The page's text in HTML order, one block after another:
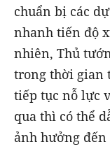
chuẩn bị các
nhanh tiến độ
nhiên, Thủ
trong thời gian
tiếp tục nỗ lực
qua thì có thể
ảnh hưởng